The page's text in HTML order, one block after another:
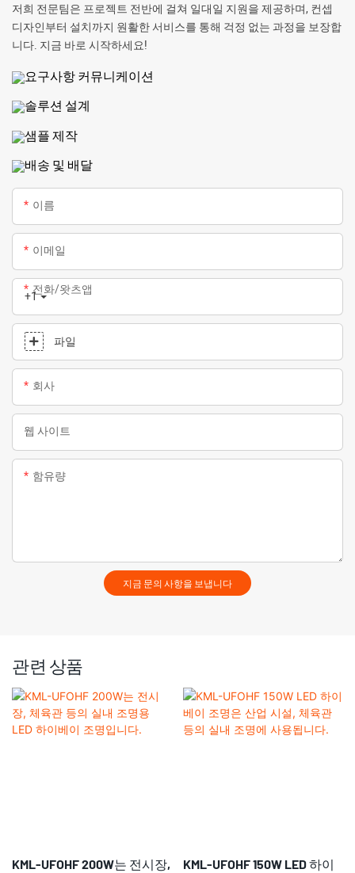
저희 전문팀은 프로젝트 전반에 걸쳐 일대일 지원을 제공하며, 컨셉
디자인부터 설치까지 원활한 서비스를 통해 걱정 없는 과정을 보장합
니다. 지금 바로 시작하세요!
요구사항 커뮤니케이션
솔루션 설계
샘플 제작
배송 및 배달
이름
이메일
+1전화/왓츠앱
파일
회사
웹 사이트
함유량
지금 문의 사항을 보냅니다
관련 상품
KML-UFOHF 200W는 전시장, KML-UFOHF 150W LED 하이